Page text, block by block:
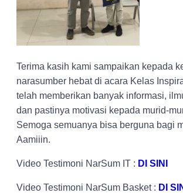
Terima kasih kami sampaikan kepada
narasumber hebat di acara Kelas
telah memberikan banyak informasi,
dan pastinya motivasi kepada murid-
Semoga semuanya bisa berguna bagi
Aamiiin.
Video Testimoni NarSum IT : DI SINI
Video Testimoni NarSum Basket : DI